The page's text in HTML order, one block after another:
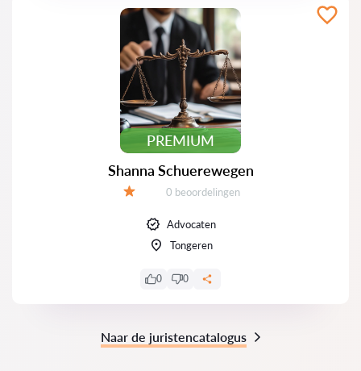
PREMIUM
Shanna Schuerewegen
Beoordelingen:
0 beoordelingen
Advocaten
Tongeren
0 0
Naar de juristencatalogus